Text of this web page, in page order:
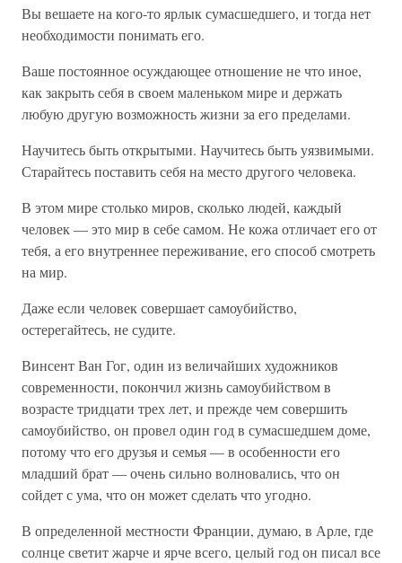
Вы вешаете на кого-то ярлык сумасшедшего, и тогда нет
необходимости понимать его.
Ваше постоянное осуждающее отношение не что иное,
как закрыть себя в своем маленьком мире и держать
любую другую возможность жизни за его пределами.
Научитесь быть открытыми. Научитесь быть уязвимыми.
Старайтесь поставить себя на место другого человека.
В этом мире столько миров, сколько людей, каждый
человек — это мир в себе самом. Не кожа отличает его от
тебя, а его внутреннее переживание, его способ смотреть
на мир.
Даже если человек совершает самоубийство,
остерегайтесь, не судите.
Винсент Ван Гог, один из величайших художников
современности, покончил жизнь самоубийством в
возрасте тридцати трех лет, и прежде чем совершить
самоубийство, он провел один год в сумасшедшем доме,
потому что его друзья и семья — в особенности его
младший брат — очень сильно волновались, что он
сойдет с ума, что он может сделать что угодно.
В определенной местности Франции, думаю, в Арле, где
солнце светит жарче и ярче всего, целый год он писал все